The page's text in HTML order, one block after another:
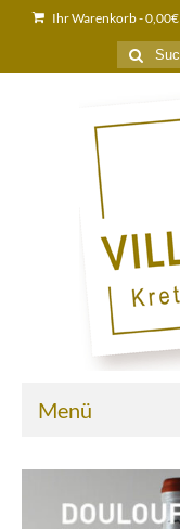
Ihr Warenkorb-0,00€
Suche
nach:
Menü
Home
Über uns